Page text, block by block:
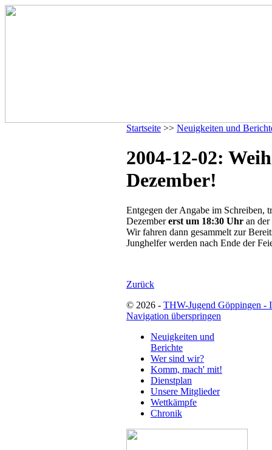
Startseite >> Neuigkeiten und
2004-12-02:
Dezember!
Entgegen der Angabe im Schreiben,
Dezembererst um 18:30 Uhr an
Wir fahren dann gesammelt zur
Junghelfer werden nach Ende der
Zurück
© 2026 - THW-Jugend Göppingen -
Navigation überspringen
Neuigkeiten und
Berichte
Wer sind wir?
Komm, mach' mit!
Dienstplan
Unsere Mitglieder
Wettkämpfe
Chronik